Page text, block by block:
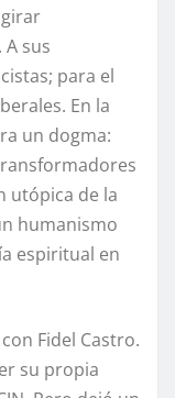
sus
para el
En la
un dogma:
utópica de la
humanismo
espiritual en
Fidel Castro.
su propia